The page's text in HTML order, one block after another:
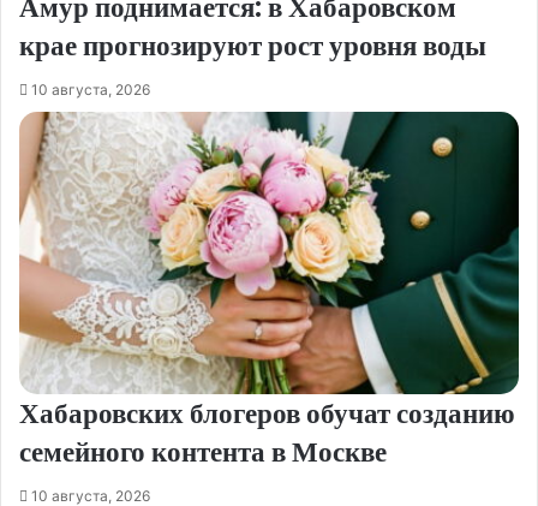
крае прогнозируют рост уровня воды
10 августа, 2026
Хабаровских блогеров обучат созданию
семейного контента в Москве
10 августа, 2026